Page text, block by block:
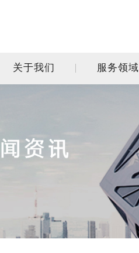
关于我们 服务领域